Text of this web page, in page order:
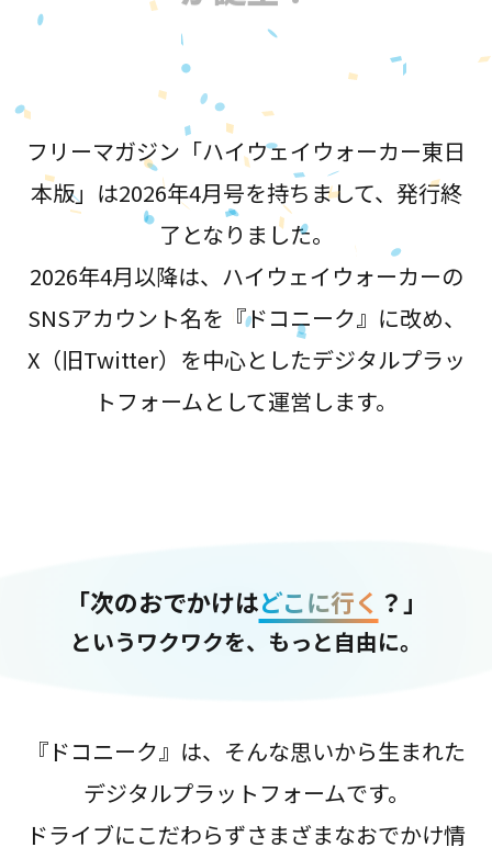
フリーマガジン「ハイウェイウォーカー東日
本版」は2026年4月号を持ちまして、発行終
了となりました。
2026年4月以降は、ハイウェイウォーカーの
SNSアカウント名を『ドコニーク』に改め、
X（旧Twitter）を中心としたデジタルプラッ
トフォームとして運営します。
「次のおでかけはどこに行く ？」
というワクワクを、もっと自由に。
『ドコニーク』は、そんな思いから生まれた
デジタルプラットフォームです。
ドライブにこだわらずさまざまなおでかけ情